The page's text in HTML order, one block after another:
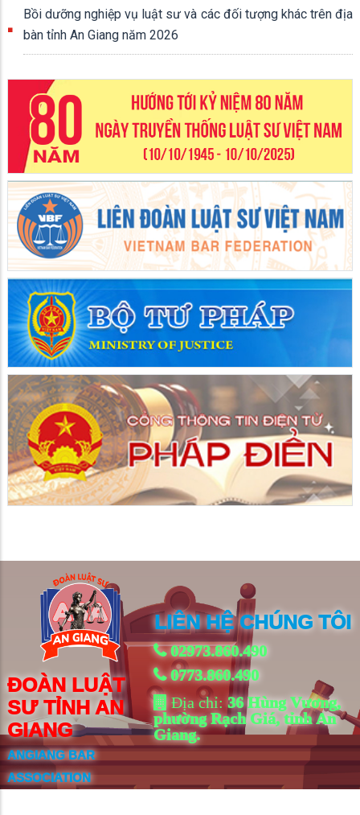
Bồi dưỡng nghiệp vụ luật sư và các đối tượng khác trên địa
bàn tỉnh An Giang năm 2026
ĐOÀN LUẬT
SƯ TỈNH AN
GIANG
ANGIANG BAR
ASSOCIATION
LIÊN HỆ CHÚNG TÔI
02973.860.490
0773.860.490
Địa chỉ: 36 Hùng Vương,
phường Rạch Giá, tỉnh An
Giang.